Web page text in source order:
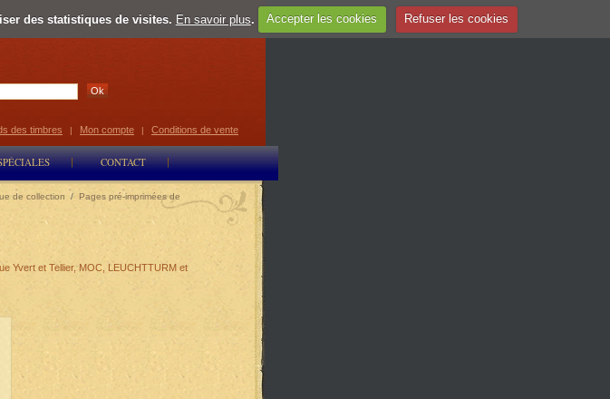
des statistiques de visites. En savoir plus. Accepter les cookies Refuser les cookies
Select Language ▼
CONTACT
des timbres | Mon compte | Conditions de vente
de collection / Pages pré-imprimées de
Yvert et Tellier, MOC, LEUCHTTURM et